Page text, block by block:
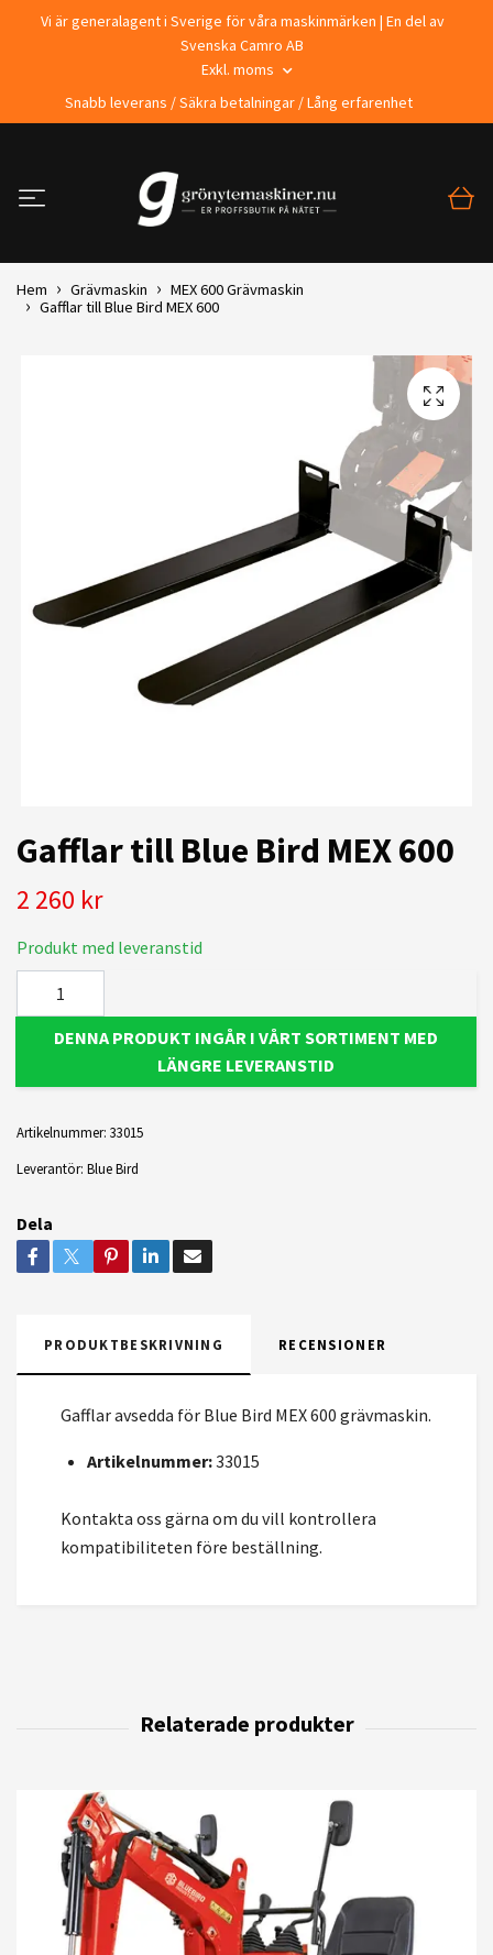
Vi är generalagent i Sverige för våra maskinmärken | En del av
Svenska Camro AB
Exkl. moms
Snabb leverans / Säkra betalningar / Lång erfarenhet
Hem Grävmaskin
MEX 600 Grävmaskin
Gafflar till Blue Bird MEX 600
Gafflar till Blue Bird MEX 600
2 260 kr
Produkt med leveranstid
DENNA PRODUKT INGÅR I VÅRT SORTIMENT MED
LÄNGRE LEVERANSTID
Artikelnummer: 33015
Leverantör: Blue Bird
Dela
PRODUKTBESKRIVNING RECENSIONER
Gafflar avsedda för Blue Bird MEX 600 grävmaskin.
Artikelnummer:33015
Kontakta oss gärna om du vill kontrollera
kompatibiliteten före beställning.